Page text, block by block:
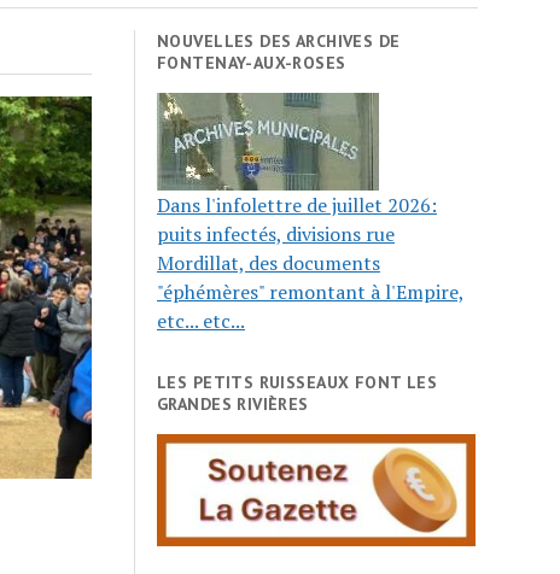
NOUVELLES DES ARCHIVES DE
FONTENAY-AUX-ROSES
Dans l'infolettre de juillet 2026:
puits infectés, divisions rue
Mordillat, des documents
"éphémères" remontant à l'Empire,
etc... etc...
LES PETITS RUISSEAUX FONT LES
GRANDES RIVIÈRES